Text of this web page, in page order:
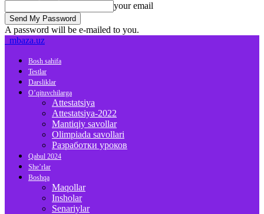
your email
A password will be e-mailed to you.
mbaza.uz
Bosh sahifa
Testlar
Darsliklar
O’qituvchilarga
Attestatsiya
Attestatsiya-2022
Mantiqiy savollar
Olimpiada savollari
Разработки уроков
Qabul 2024
She’rlar
Boshqa
Maqollar
Insholar
Senariylar